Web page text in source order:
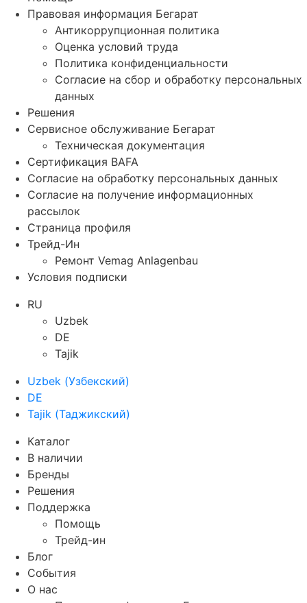
Правовая информация Бегарат
Антикоррупционная политика
Оценка условий труда
Политика конфиденциальности
Согласие на сбор и обработку персональных
данных
Решения
Сервисное обслуживание Бегарат
Техническая документация
Сертификация BAFA
Согласие на обработку персональных данных
Согласие на получение информационных
рассылок
Страница профиля
Трейд-Ин
Ремонт Vemag Anlagenbau
Условия подписки
RU
Uzbek
DE
Tajik
Uzbek (Узбекский)
DE
Tajik (Таджикский)
Каталог
В наличии
Бренды
Решения
Поддержка
Помощь
Трейд-ин
Блог
События
О нас